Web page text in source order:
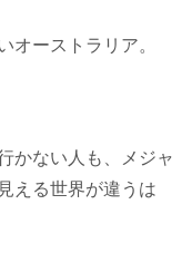
オーストラリア。
かない人も、メジャ
える世界が違うは